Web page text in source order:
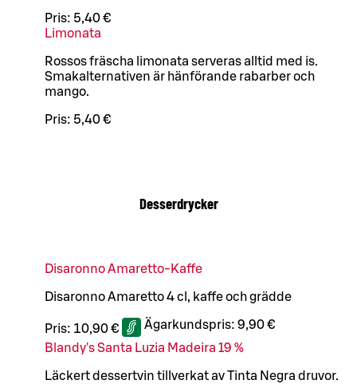
Pris: 5,40 €
Limonata
Rossos fräscha limonata serveras alltid med is.
Smakalternativen är hänförande rabarber och
mango.
Pris: 5,40 €
Desserdrycker
Disaronno Amaretto-Kaffe
Disaronno Amaretto 4 cl, kaffe och grädde
Pris: 10,90 € Ägarkundspris: 9,90 €
Blandy's Santa Luzia Madeira 19 %
Läckert dessertvin tillverkat av Tinta Negra druvor.